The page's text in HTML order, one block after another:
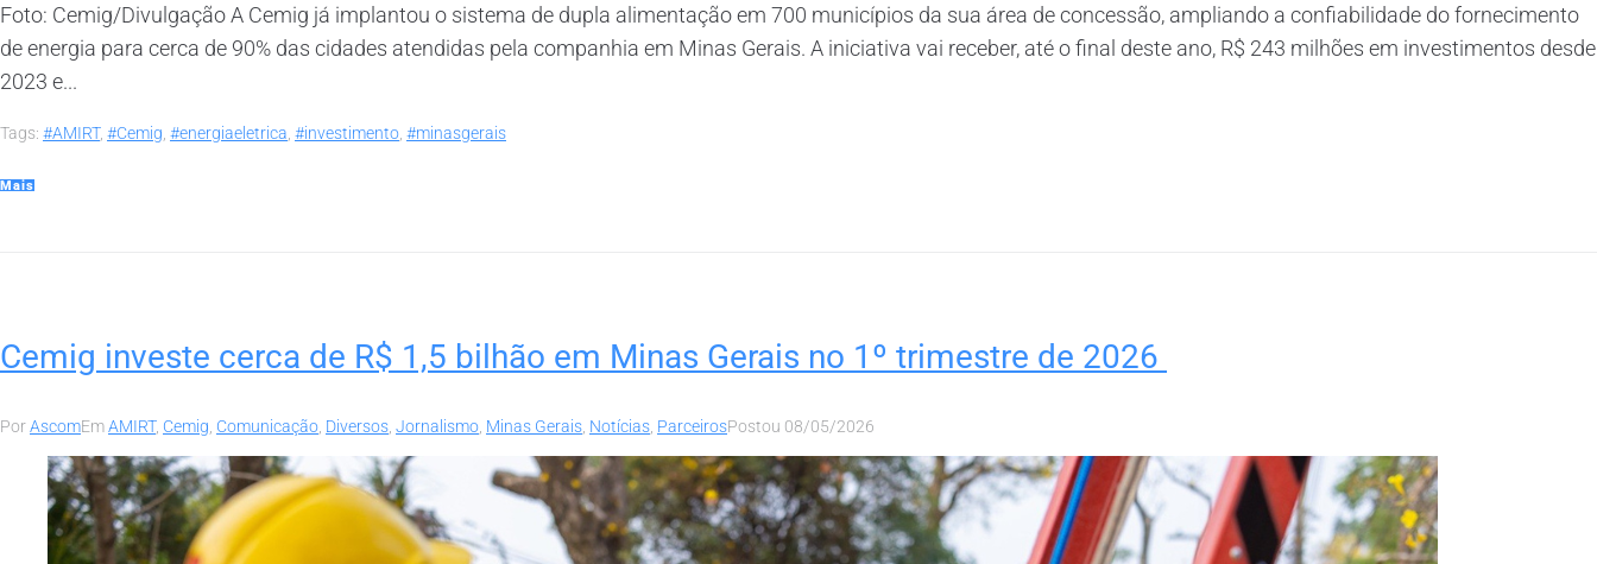
Foto: Cemig/Divulgação A Cemig já implantou o sistema de dupla alimentação em 700 municípios da sua área de concessão, ampliando a confiabilidade do fornecimento
de energia para cerca de 90% das cidades atendidas pela companhia em Minas Gerais. A iniciativa vai receber, até o final deste ano, R$ 243 milhões em investimentos desde
2023 e...
Tags: #AMIRT, #Cemig #energiaeletrica #investimento #minasgerais
Mais
Cemig investe cerca de R$ 1,5 bilhão em Minas Gerais no 1º trimestre de 2026
PorAscomEmAMIRT, Cemig Comunicação Diversos Jornalismo Minas Gerais Notícias ParceirosPostou 08/05/2026